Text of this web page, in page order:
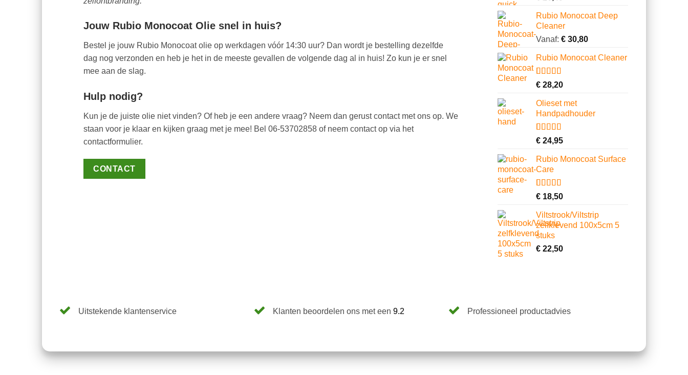
Jouw Rubio Monocoat Olie snel in huis?
Bestel je jouw Rubio Monocoat olie op werkdagen vóór 14:30 uur? Dan wordt je bestelling dezelfde
dag nog verzonden en heb je het in de meeste gevallen de volgende dag al in huis! Zo kun je er snel
mee aan de slag.
Hulp nodig?
Kun je de juiste olie niet vinden? Of heb je een andere vraag? Neem dan gerust contact met ons op. We
staan voor je klaar en kijken graag met je mee! Bel 06-53702858 of neem contact op via het
contactformulier.
CONTACT
Rubio Monocoat Deep
Cleaner
Vanaf: €30,80
Rubio Monocoat Cleaner
Gewaardeerd
op 5
gebaseerd
op
2
klantbeoordelingen
€28,20
Olieset met
Handpadhouder
Gewaardeerd
op 5
gebaseerd
op
11
klantbeoordelingen
€24,95
Rubio Monocoat Surface
Care
Gewaardeerd
op 5
gebaseerd
op
2
klantbeoordelingen
€18,50
Viltstrook/Viltstrip
zelfklevend 100x5cm 5
stuks
€22,50
Uitstekende klantenservice Klanten beoordelen ons met een9.2 Professioneel productadvies